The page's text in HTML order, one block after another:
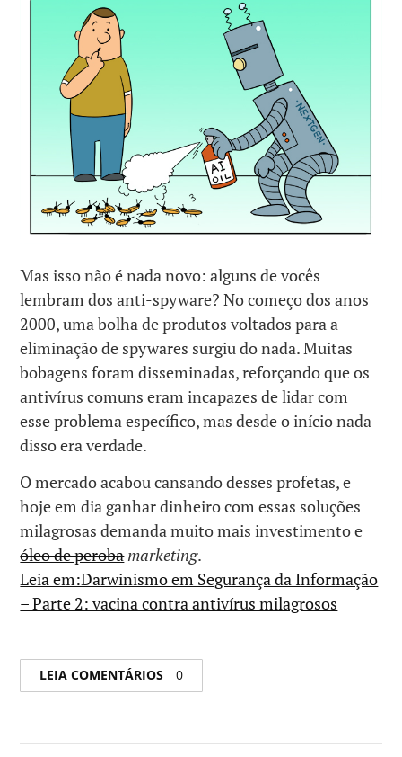
Mas isso não é nada novo: alguns de vocês
lembram dos anti-spyware? No começo dos anos
2000, uma bolha de produtos voltados para a
eliminação de spywares surgiu do nada. Muitas
bobagens foram disseminadas, reforçando que os
antivírus comuns eram incapazes de lidar com
esse problema específico, mas desde o início nada
disso era verdade.
O mercado acabou cansando desses profetas, e
hoje em dia ganhar dinheiro com essas soluções
milagrosas demanda muito mais investimento e
óleo de perobamarketing.
Leia em:Darwinismo em Segurança da Informação
– Parte 2: vacina contra antivírus milagrosos
LEIA COMENTÁRIOS 0